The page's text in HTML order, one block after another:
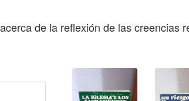
de la reflexión de las creencias